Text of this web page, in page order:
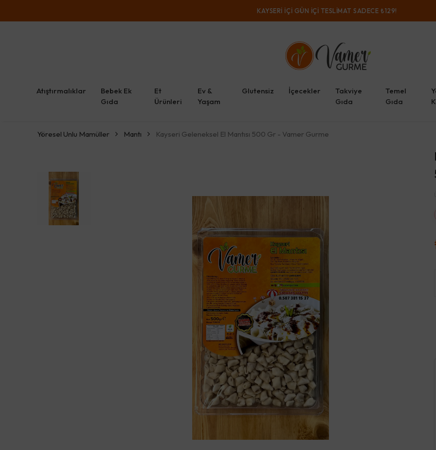
KAYSERI IÇI GÜN IÇI TESLIMAT SADECE ₺129!
Atıştırmalıklar
Bebek Ek
Gıda
Et
Ürünleri
Ev &
Yaşam
Glutensiz İçecekler
Takviye
Gıda
Temel
Gıda
Yöresel Unlu Mamüller Mantı Kayseri Geleneksel El Mantısı 500 Gr - Vamer Gurme